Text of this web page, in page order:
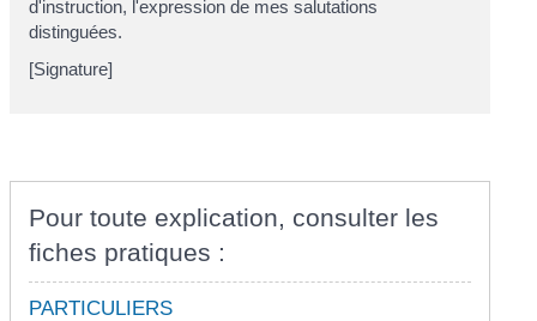
d'instruction, l'expression de mes salutations
distinguées.
[Signature]
Pour toute explication, consulter les
fiches pratiques :
PARTICULIERS